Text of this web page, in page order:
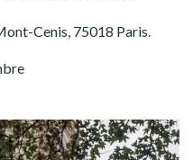
Cenis, 75018 Paris.